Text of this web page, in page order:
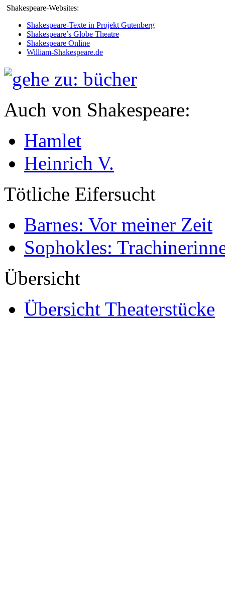
Shakespeare-Websites:
Shakespeare-Texte in Projekt Gutenberg
Shakespeare’s Globe Theatre
Shakespeare Online
William-Shakespeare.de
Auch von Shakespeare:
Hamlet
Heinrich V.
Tötliche Eifersucht
Barnes: Vor meiner Zeit
Sophokles:
Übersicht
Übersicht Theaterstücke